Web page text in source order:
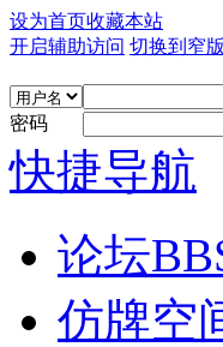
设为首页收藏本站
开启辅助访问 切换到窄版
密码
快捷导航
论坛
仿牌空